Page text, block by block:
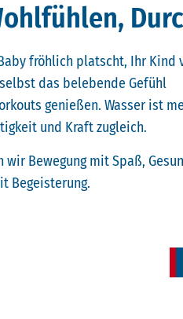
fröhlich platscht, Ihr Kind
das belebende Gefühl
genießen. Wasser ist
und Kraft zugleich.
wir Bewegung mit Spaß,
Begeisterung.